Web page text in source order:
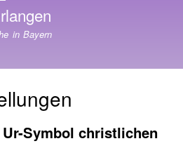
in Bayern
Symbol christlichen